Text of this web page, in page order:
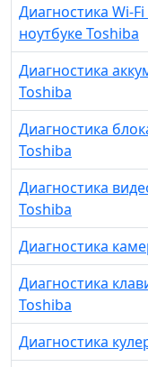
Диагностика Wi-
ноутбуке Toshiba
Диагностика
Toshiba
Диагностика
Toshiba
Диагностика
Toshiba
Диагностика
Диагностика
Toshiba
Диагностика